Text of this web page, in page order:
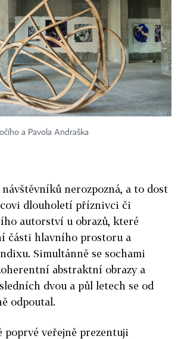
a Pavola Andraška
nerozpozná, a to dost
dlouholetí příznivci či
autorství u obrazů, které
části hlavního prostoru a
Simultánně se sochami
abstraktní obrazy a
dvou a půl letech se od
odpoutal.
poprvé veřejně prezentuji